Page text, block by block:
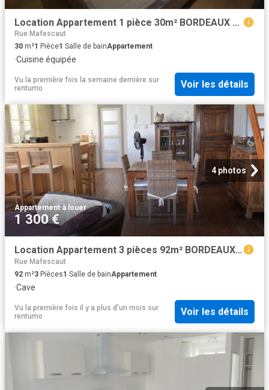
Location Appartement 1 pièce 30m² BORDEAUX 33000
Rue Mafescaut
30 m²1 Pièce1 Salle de bainAppartement
·Cuisine équipée
Vu la première fois la semaine dernière sur
rentumo
Voir les détails
4 photos
Appartement·à louer
1 300 €
Location Appartement 3 pièces 92m² BORDEAUX 33000
Rue Mafescaut
92 m²3 Pièces1 Salle de bainAppartement
·Cave
Vu la première fois il y a plus d'un mois sur
rentumo
Voir les détails